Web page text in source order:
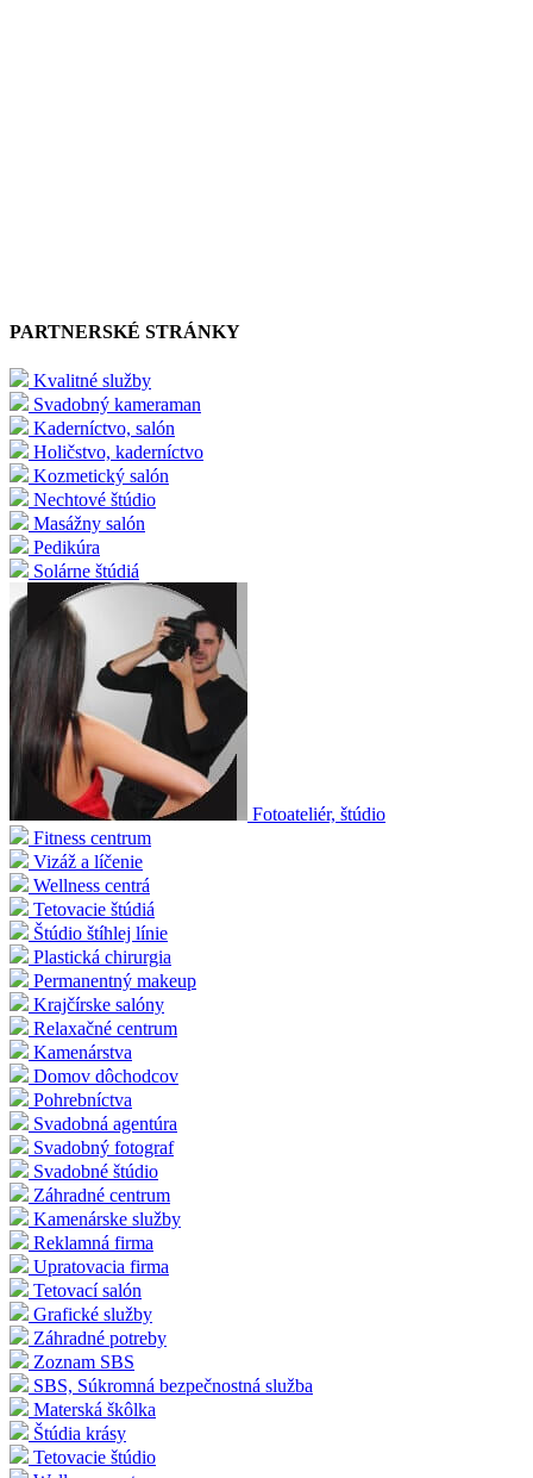
PARTNERSKÉ STRÁNKY
Kvalitné služby
Svadobný kameraman
Kaderníctvo, salón
Holičstvo, kaderníctvo
Kozmetický salón
Nechtové štúdio
Masážny salón
Pedikúra
Solárne štúdiá
Fotoateliér, štúdio
Fitness centrum
Vizáž a líčenie
Wellness centrá
Tetovacie štúdiá
Štúdio štíhlej línie
Plastická chirurgia
Permanentný makeup
Krajčírske salóny
Relaxačné centrum
Kamenárstva
Domov dôchodcov
Pohrebníctva
Svadobná agentúra
Svadobný fotograf
Svadobné štúdio
Záhradné centrum
Kamenárske služby
Reklamná firma
Upratovacia firma
Tetovací salón
Grafické služby
Záhradné potreby
Zoznam SBS
SBS, Súkromná bezpečnostná služba
Materská škôlka
Štúdia krásy
Tetovacie štúdio